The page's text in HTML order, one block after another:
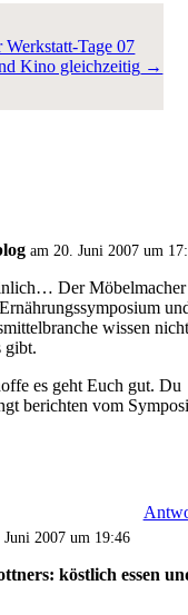
Tage 07
Kino gleichzeitig →
am 20. Juni 2007 um
Der Möbelmacher
wissen
gibt.
es geht Euch gut. Du
berichten vom
Juni 2007 um 19:46
köstlich essen